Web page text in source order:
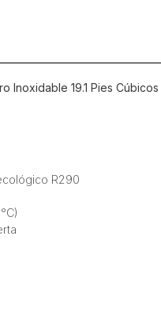
Inoxidable 19.1 Pies Cúbicos
R290